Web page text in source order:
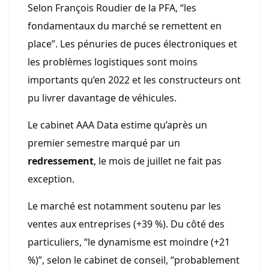
Selon François Roudier de la PFA, “les
fondamentaux du marché se remettent en
place”. Les pénuries de puces électroniques et
les problèmes logistiques sont moins
importants qu’en 2022 et les constructeurs ont
pu livrer davantage de véhicules.
Le cabinet AAA Data estime qu’après un
premier semestre marqué par un
redressement, le mois de juillet ne fait pas
exception.
Le marché est notamment soutenu par les
ventes aux entreprises (+39 %). Du côté des
particuliers, “le dynamisme est moindre (+21
%)”, selon le cabinet de conseil, “probablement